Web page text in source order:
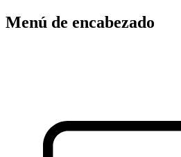
Menú de encabezado